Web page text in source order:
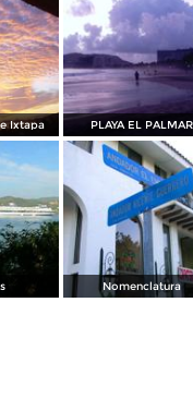
Ixtapa PLAYA EL PALMAR
Nomenclatura